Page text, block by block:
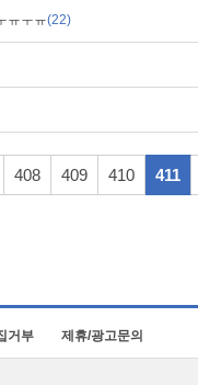
ㅠㅜㅠ(22)
408 409 410 411
거부 제휴/광고문의